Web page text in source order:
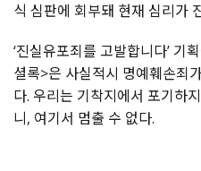
식 심판에 회부돼 현재 심리가
‘진실유포죄를 고발합니다’ 기
셜록>은 사실적시 명예훼손죄
다. 우리는 기착지에서 포기하
니, 여기서 멈출 수 없다.